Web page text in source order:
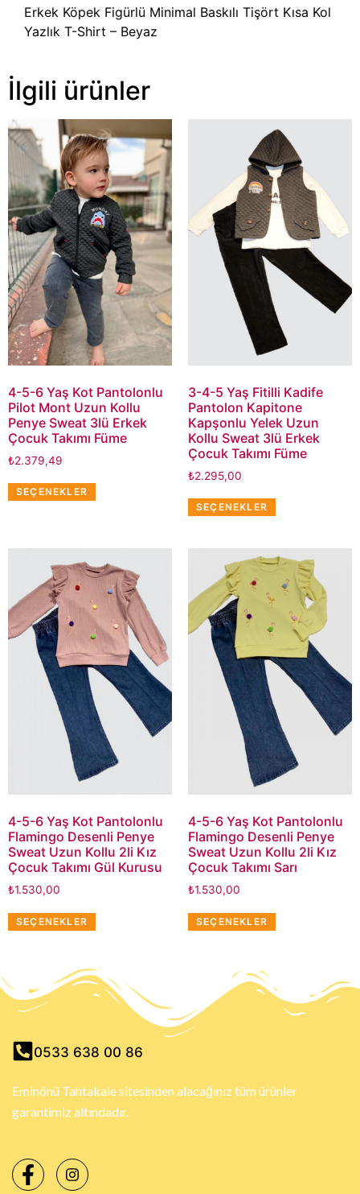
Erkek Köpek Figürlü Minimal Baskılı Tişört Kısa Kol
Yazlık T-Shirt – Beyaz
İlgili ürünler
4-5-6 Yaş Kot Pantolonlu
Pilot Mont Uzun Kollu
Penye Sweat 3lü Erkek
Çocuk Takımı Füme
₺2.379,49
SEÇENEKLER
3-4-5 Yaş Fitilli Kadife
Pantolon Kapitone
Kapşonlu Yelek Uzun
Kollu Sweat 3lü Erkek
Çocuk Takımı Füme
₺2.295,00
SEÇENEKLER
4-5-6 Yaş Kot Pantolonlu
Flamingo Desenli Penye
Sweat Uzun Kollu 2li Kız
Çocuk Takımı Gül Kurusu
₺1.530,00
SEÇENEKLER
4-5-6 Yaş Kot Pantolonlu
Flamingo Desenli Penye
Sweat Uzun Kollu 2li Kız
Çocuk Takımı Sarı
₺1.530,00
SEÇENEKLER
0533 638 00 86
Eminönü Tahtakale sitesinden alacağınız tüm ürünler
garantimiz altındadır.